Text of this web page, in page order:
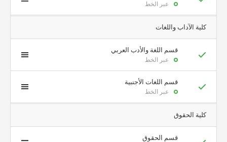
عبر الخط
كلية الآداب واللغات
قسم اللغة والأدب العربي
عبر الخط
قسم اللغات الأجنبية
عبر الخط
كلية الحقوق
قسم الحقوق